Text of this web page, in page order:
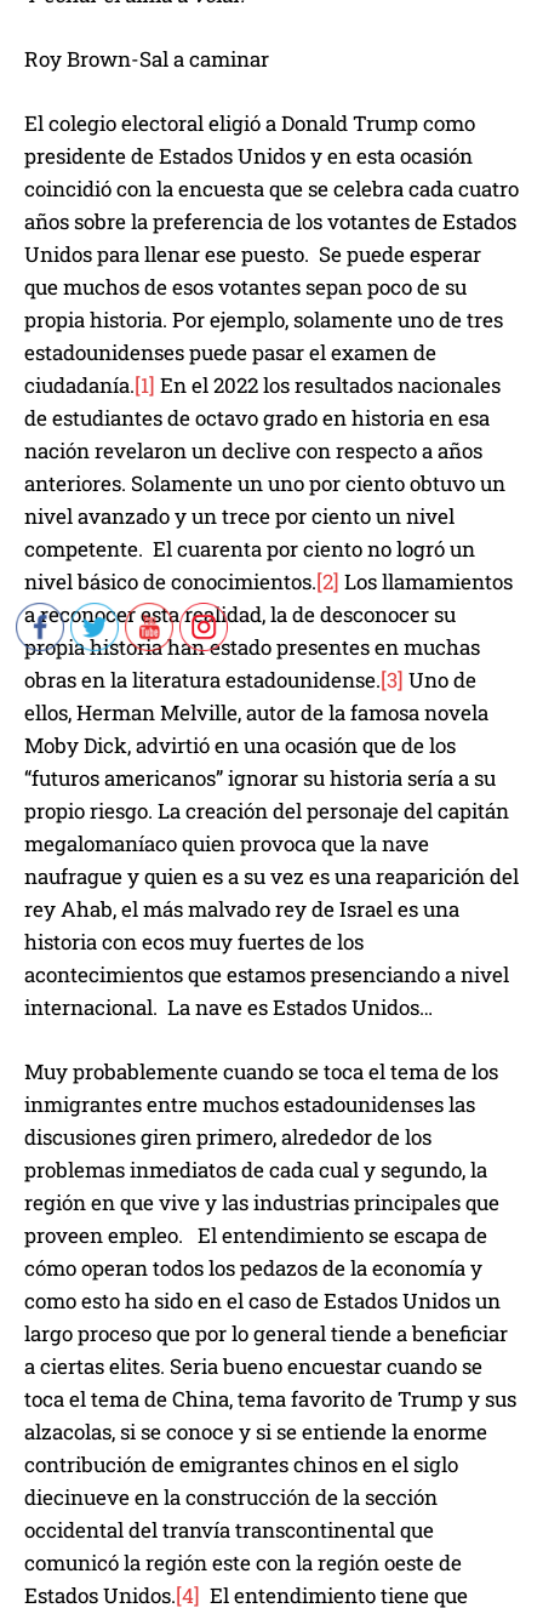
Roy Brown-Sal a caminar
El colegio electoral eligió a Donald Trump como
presidente de Estados Unidos y en esta ocasión
coincidió con la encuesta que se celebra cada cuatro
años sobre la preferencia de los votantes de Estados
Unidos para llenar ese puesto. Se puede esperar
que muchos de esos votantes sepan poco de su
propia historia. Por ejemplo, solamente uno de tres
estadounidenses puede pasar el examen de
ciudadanía.[1] En el 2022 los resultados nacionales
de estudiantes de octavo grado en historia en esa
nación revelaron un declive con respecto a años
anteriores. Solamente un uno por ciento obtuvo un
nivel avanzado y un trece por ciento un nivel
competente. El cuarenta por ciento no logró un
nivel básico de conocimientos.[2] Los llamamientos
a reconocer esta realidad, la de desconocer su
propia historia han estado presentes en muchas
obras en la literatura estadounidense.[3] Uno de
ellos, Herman Melville, autor de la famosa novela
Moby Dick, advirtió en una ocasión que de los
“futuros americanos” ignorar su historia sería a su
propio riesgo. La creación del personaje del capitán
megalomaníaco quien provoca que la nave
naufrague y quien es a su vez es una reaparición del
rey Ahab, el más malvado rey de Israel es una
historia con ecos muy fuertes de los
acontecimientos que estamos presenciando a nivel
internacional. La nave es Estados Unidos…
Muy probablemente cuando se toca el tema de los
inmigrantes entre muchos estadounidenses las
discusiones giren primero, alrededor de los
problemas inmediatos de cada cual y segundo, la
región en que vive y las industrias principales que
proveen empleo. El entendimiento se escapa de
cómo operan todos los pedazos de la economía y
como esto ha sido en el caso de Estados Unidos un
largo proceso que por lo general tiende a beneficiar
a ciertas elites. Seria bueno encuestar cuando se
toca el tema de China, tema favorito de Trump y sus
alzacolas, si se conoce y si se entiende la enorme
contribución de emigrantes chinos en el siglo
diecinueve en la construcción de la sección
occidental del tranvía transcontinental que
comunicó la región este con la región oeste de
Estados Unidos.[4] El entendimiento tiene que